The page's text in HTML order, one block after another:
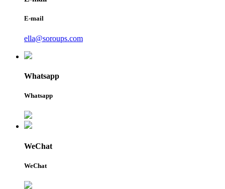
E-mail
ella@soroups.com
Whatsapp
Whatsapp
WeChat
WeChat